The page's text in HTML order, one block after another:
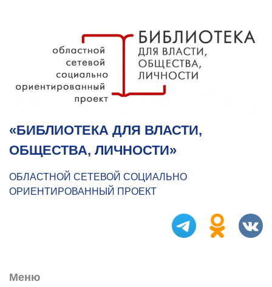
«БИБЛИОТЕКА ДЛЯ ВЛАСТИ,
ОБЩЕСТВА, ЛИЧНОСТИ»
ОБЛАСТНОЙ СЕТЕВОЙ СОЦИАЛЬНО
ОРИЕНТИРОВАННЫЙ ПРОЕКТ
Меню